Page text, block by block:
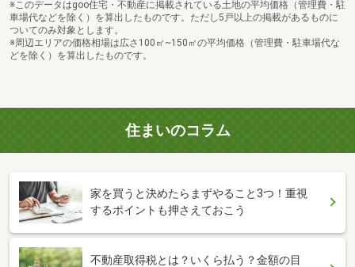
※このデータはgoo住宅・不動産に掲載されている土地の平均価格（管理費・駐
車場代などを除く）を算出したものです。ただし5戸以上の掲載があるものに
ついてのみ対象とします。
※周辺エリアの価格相場は広さ100㎡~150㎡の平均価格（管理費・駐車場代な
どを除く）を算出したものです。
住まいのコラム
家を買うと決めたらまずやること3つ！重視
するポイントも押さえておこう
不動産取得税とは？いくら払う？金額の目